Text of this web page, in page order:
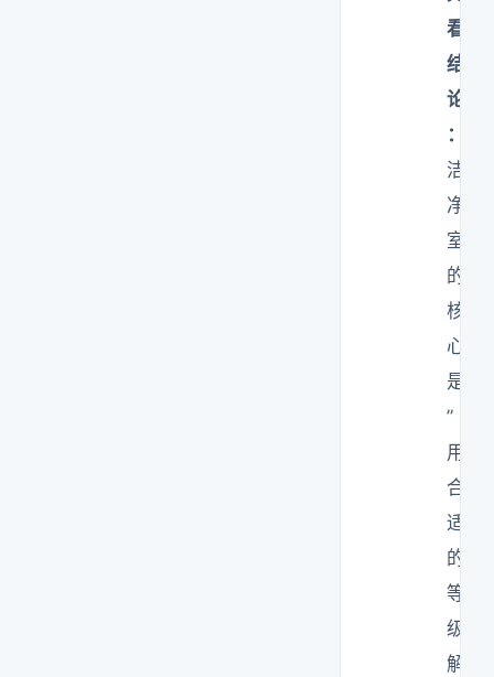
看
结
论
：
洁
净
室
的
核
心
是
”
用
合
适
的
等
级
解